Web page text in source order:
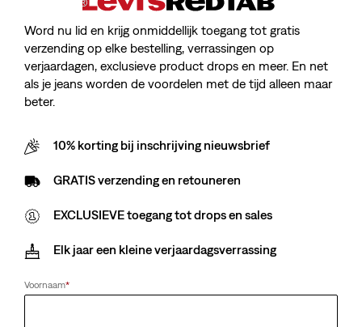
Word nu lid en krijg onmiddellijk toegang tot gratis
verzending op elke bestelling, verrassingen op
verjaardagen, exclusieve product drops en meer. En net
als je jeans worden de voordelen met de tijd alleen maar
beter.
10% korting bij inschrijving nieuwsbrief
GRATIS verzending en retouneren
EXCLUSIEVE toegang tot drops en sales
Elk jaar een kleine verjaardagsverrassing
Voornaam*